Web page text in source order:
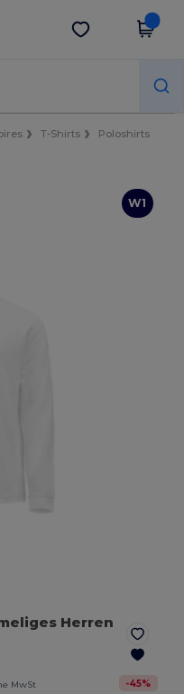
App holen
T-Shirts
Poloshirts
W1
Herren
MwSt -45%